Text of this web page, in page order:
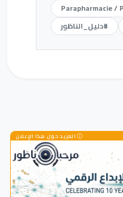
#دليل_الناظور
المزيد حول هذا الإعلان